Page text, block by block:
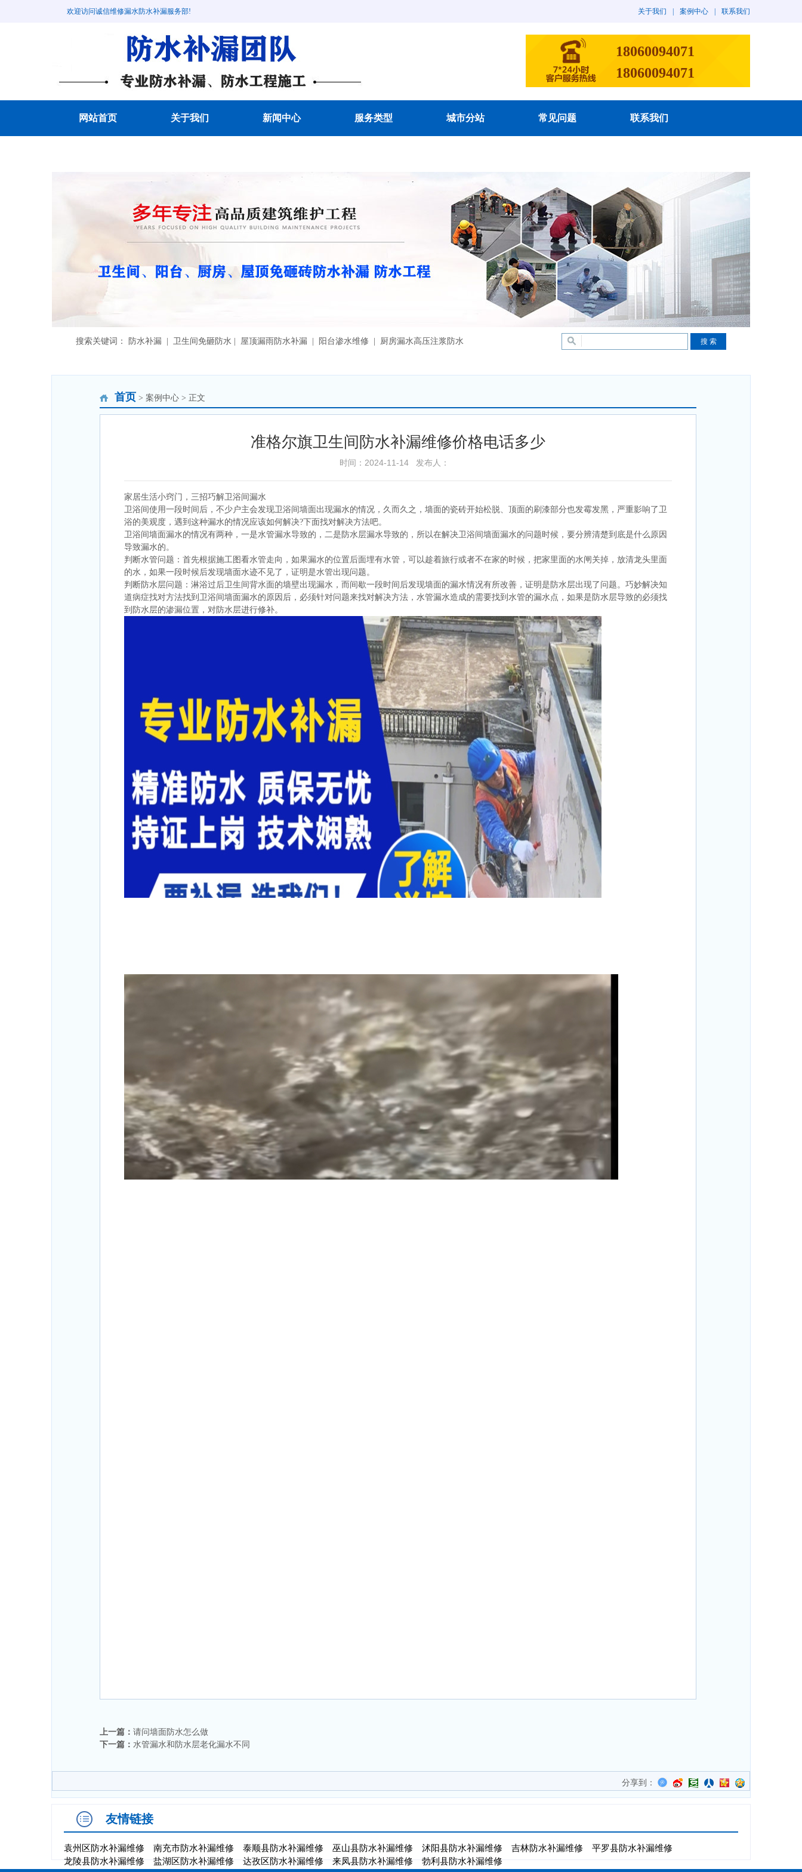
欢迎访问诚信维修漏水防水补漏服务部! 关于我们 案例中心 联系我们
18060094071
18060094071
网站首页 关于我们 新闻中心 服务类型 城市分站 常见问题 联系我们
搜索关键词： 防水补漏 | 卫生间免砸防水 | 屋顶漏雨防水补漏 | 阳台渗水维修 | 厨房漏水高压注浆防水
首页 > 案例中心 > 正文
准格尔旗卫生间防水补漏维修价格电话多少
时间：2024-11-14 发布人：
家居生活小窍门，三招巧解卫浴间漏水
卫浴间使用一段时间后，不少户主会发现卫浴间墙面出现漏水的情况，久而久之，墙面的瓷砖开始松脱、顶面的刷漆部分也发霉发黑，严重影响了卫
浴的美观度，遇到这种漏水的情况应该如何解决?下面找对解决方法吧。
卫浴间墙面漏水的情况有两种，一是水管漏水导致的，二是防水层漏水导致的，所以在解决卫浴间墙面漏水的问题时候，要分辨清楚到底是什么原因
导致漏水的。
判断水管问题：首先根据施工图看水管走向，如果漏水的位置后面埋有水管，可以趁着旅行或者不在家的时候，把家里面的水闸关掉，放清龙头里面
的水，如果一段时候后发现墙面水迹不见了，证明是水管出现问题。
判断防水层问题：淋浴过后卫生间背水面的墙壁出现漏水，而间歇一段时间后发现墙面的漏水情况有所改善，证明是防水层出现了问题。巧妙解决知
道病症找对方法找到卫浴间墙面漏水的原因后，必须针对问题来找对解决方法，水管漏水造成的需要找到水管的漏水点，如果是防水层导致的必须找
到防水层的渗漏位置，对防水层进行修补。
上一篇： 请问墙面防水怎么做
下一篇： 水管漏水和防水层老化漏水不同
分享到：
友情链接
袁州区防水补漏维修 南充市防水补漏维修 泰顺县防水补漏维修 巫山县防水补漏维修 沭阳县防水补漏维修 吉林防水补漏维修
平罗县防水补漏维修
龙陵县防水补漏维修
盐湖区防水补漏维修 达孜区防水补漏维修 来凤县防水补漏维修 勃利县防水补漏维修